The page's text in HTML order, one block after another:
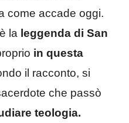
come accade oggi.
la leggenda di San
in questa
il racconto, si
che passò
teologia.